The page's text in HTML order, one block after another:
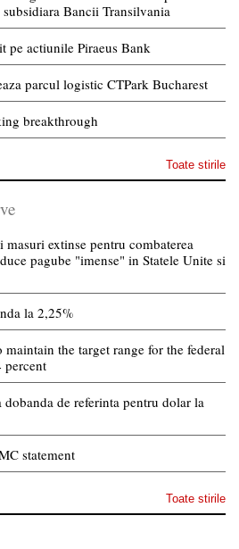
Bancii Transilvania
pe actiunile Piraeus Bank
parcul logistic CTPark Bucharest
breakthrough
Toate stirile
masuri extinse pentru combaterea
pagube "imense" in Statele Unite si
la 2,25%
maintain the target range for the federal
percent
dobanda de referinta pentru dolar la
statement
Toate stirile